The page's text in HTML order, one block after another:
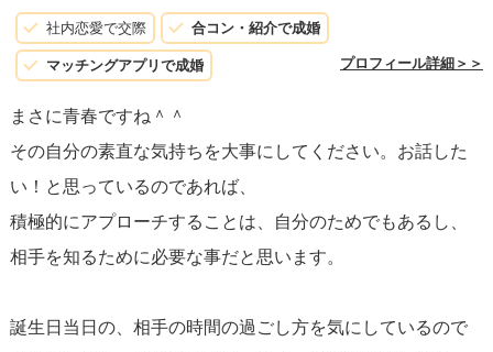
社内恋愛で交際 合コン・紹介で成婚
マッチングアプリで成婚 プロフィール詳細＞＞
まさに青春ですね＾＾
その自分の素直な気持ちを大事にしてください。お話した
い！と思っているのであれば、
積極的にアプローチすることは、自分のためでもあるし、
相手を知るために必要な事だと思います。
誕生日当日の、相手の時間の過ごし方を気にしているので